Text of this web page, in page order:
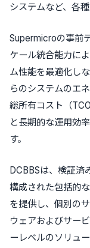
システムなど、各
Supermicroの事前
ケール統合能力に
ム性能を最適化し
らのシステムのエ
総所有コスト（
と長期的な運用効
す。
DCBBSは、検証済
構成された包括的
を提供し、個別の
ウェアおよびサー
ーレベルのソリュ